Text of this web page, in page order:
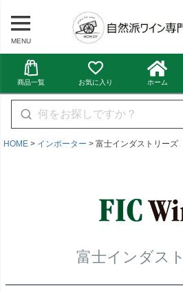
MENU
商品一覧 お気に入り ホーム
HOME インポーター 富士インダストリーズ
富士インダス